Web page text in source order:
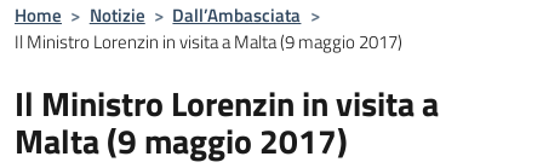
Home > Notizie > Dall’Ambasciata >
Il Ministro Lorenzin in visita a Malta (9 maggio 2017)
Il Ministro Lorenzin in visita a
Malta (9 maggio 2017)